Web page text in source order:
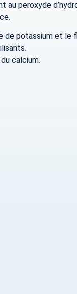
au peroxyde
de potassium et le
calcium.